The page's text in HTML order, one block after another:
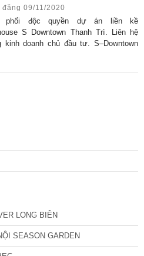
khu vực lân cận, nằm sát với các
lớn như đường Phan Trọng Tuệ
Lộ 70) nối với Hà Đông; cách Quốc Lộ
3,3 km; tuyếnđường nội đô
đăng 09/11/2020
phối độc quyền dự án liền kề
S Downtown Thanh Trì. Liên hệ
kinh doanh chủ đầu tư. S–Downtown
LONG BIÊN
SEASON GARDEN